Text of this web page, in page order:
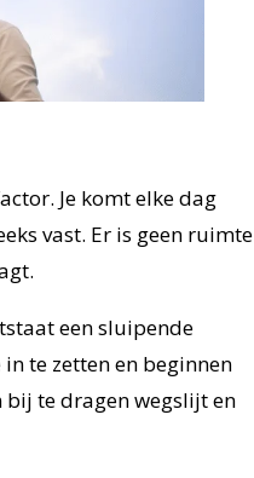
Je komt elke dag
vast. Er is geen ruimte
een sluipende
te zetten en beginnen
bij te dragen wegslijt en